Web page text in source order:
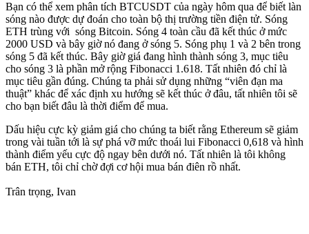
Bạn có thể xem phân tích BTCUSDT của ngày hôm qua để biết làn
sóng nào được dự đoán cho toàn bộ thị trường tiền điện tử. Sóng
ETH trùng với sóng Bitcoin. Sóng 4 toàn cầu đã kết thúc ở mức
2000 USD và bây giờ nó đang ở sóng 5. Sóng phụ 1 và 2 bên trong
sóng 5 đã kết thúc. Bây giờ giá đang hình thành sóng 3, mục tiêu
cho sóng 3 là phần mở rộng Fibonacci 1.618. Tất nhiên đó chỉ là
mục tiêu gần đúng. Chúng ta phải sử dụng những “viên đạn ma
thuật” khác để xác định xu hướng sẽ kết thúc ở đâu, tất nhiên tôi sẽ
cho bạn biết đâu là thời điểm để mua.
Dấu hiệu cực kỳ giảm giá cho chúng ta biết rằng Ethereum sẽ giảm
trong vài tuần tới là sự phá vỡ mức thoái lui Fibonacci 0,618 và hình
thành điểm yếu cực độ ngay bên dưới nó. Tất nhiên là tôi không
bán ETH, tôi chỉ chờ đợi cơ hội mua bán điên rồ nhất.
Trân trọng, Ivan